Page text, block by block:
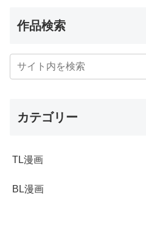
作品検索
カテゴリー
TL漫画
BL漫画